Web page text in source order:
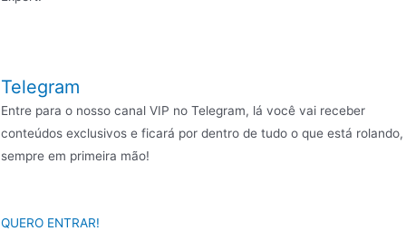
Telegram
Entre para o nosso canal VIP no Telegram, lá você vai receber
conteúdos exclusivos e ficará por dentro de tudo o que está rolando,
sempre em primeira mão!
QUERO ENTRAR!